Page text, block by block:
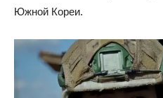
Южной Кореи.